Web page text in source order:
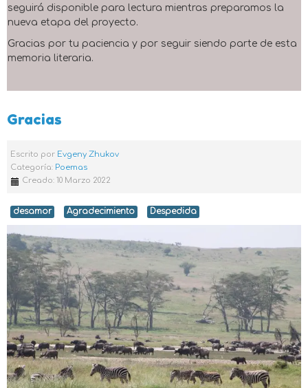
seguirá disponible para lectura mientras preparamos la
nueva etapa del proyecto.
Gracias por tu paciencia y por seguir siendo parte de esta
memoria literaria.
Gracias
Escrito por Evgeny Zhukov
Categoría: Poemas
Creado: 10 Marzo 2022
desamor Agradecimiento Despedida